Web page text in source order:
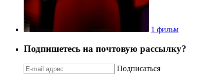
1 фильм
Подпишетесь на почтовую рассылку?
Подписаться